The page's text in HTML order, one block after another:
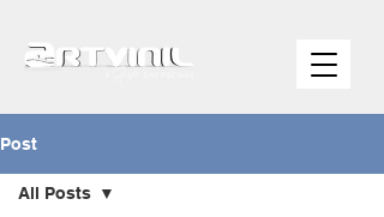
Post
All Posts